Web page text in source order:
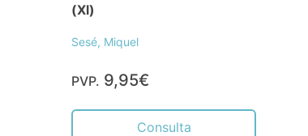
(Xl)
Sesé, Miquel
PVP. 9,95€
Consulta